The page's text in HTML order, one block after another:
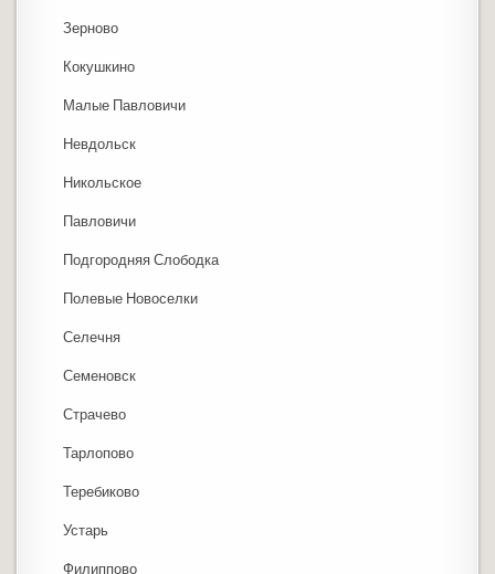
Зерново
Кокушкино
Малые Павловичи
Невдольск
Никольское
Павловичи
Подгородняя Слободка
Полевые Новоселки
Селечня
Семеновск
Страчево
Тарлопово
Теребиково
Устарь
Филиппово